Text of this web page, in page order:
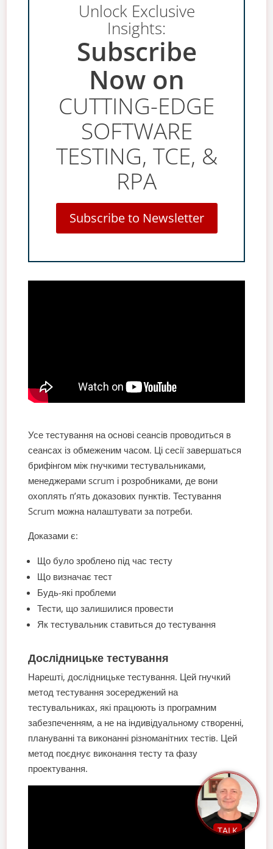
Unlock Exclusive
Insights:
Subscribe
Now on
CUTTING-EDGE
SOFTWARE
TESTING, TCE, &
RPA
Subscribe to Newsletter
Усе тестування на основі сеансів проводиться в
сеансах із обмеженим часом. Ці сесії завершаться
брифінгом між гнучкими тестувальниками,
менеджерами scrum і розробниками, де вони
охоплять п’ять доказових пунктів. Тестування
Scrum можна налаштувати за потреби.
Доказами є:
Що було зроблено під час тесту
Що визначає тест
Будь-які проблеми
Тести, що залишилися провести
Як тестувальник ставиться до тестування
Дослідницьке тестування
Нарешті, дослідницьке тестування. Цей гнучкий
метод тестування зосереджений на
тестувальниках, які працюють із програмним
забезпеченням, а не на індивідуальному створенні,
плануванні та виконанні різноманітних тестів. Цей
метод поєднує виконання тесту та фазу
проектування.
TALK